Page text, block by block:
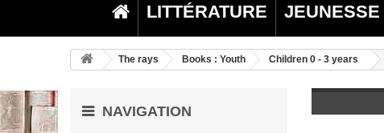
LITTÉRATURE JEUNESSE
The rays Books : Youth Children 0 - 3 years
NAVIGATION